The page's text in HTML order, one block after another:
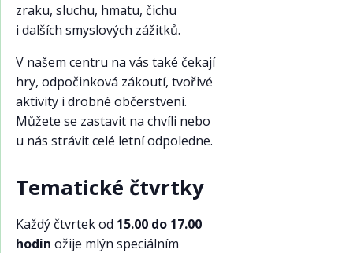
zraku, sluchu, hmatu, čichu
i dalších smyslových zážitků.
V našem centru na vás také čekají
hry, odpočinková zákoutí, tvořivé
aktivity i drobné občerstvení.
Můžete se zastavit na chvíli nebo
u nás strávit celé letní odpoledne.
Tematické čtvrtky
Každý čtvrtek od 15.00 do 17.00
hodin ožije mlýn speciálním